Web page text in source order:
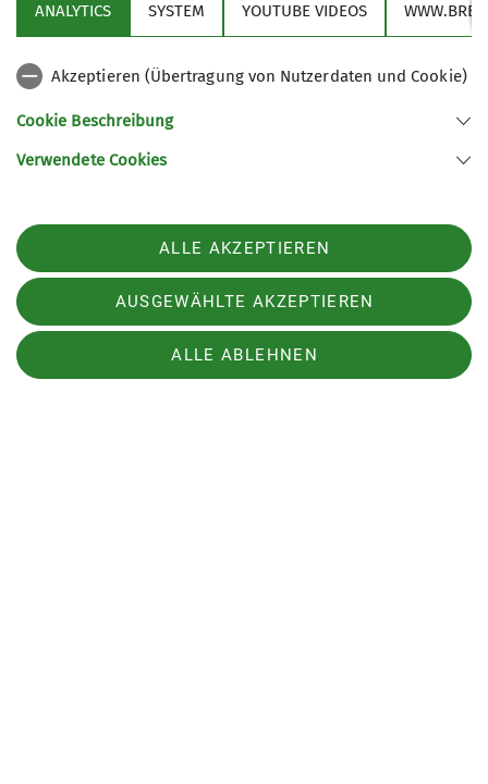
Versicherungsnachweis über eine gültige
In dem Versicherungspaket „Alpiner
Sicherheits Service ASS“, das alle DAV-
Mitglieder automatisch durch eine
Mitgliedschaft beim DAV haben, ist auch eine
ANALYTICS SYSTEM YOUTUBE VIDEOS
Akzeptieren (Übertragung von Nutzerdaten und Cookie)
Cookie Beschreibung
Verwendete Cookies
ALLE AKZEPTIEREN
AUSGEWÄHLTE AKZEPTIEREN
ALLE ABLEHNEN